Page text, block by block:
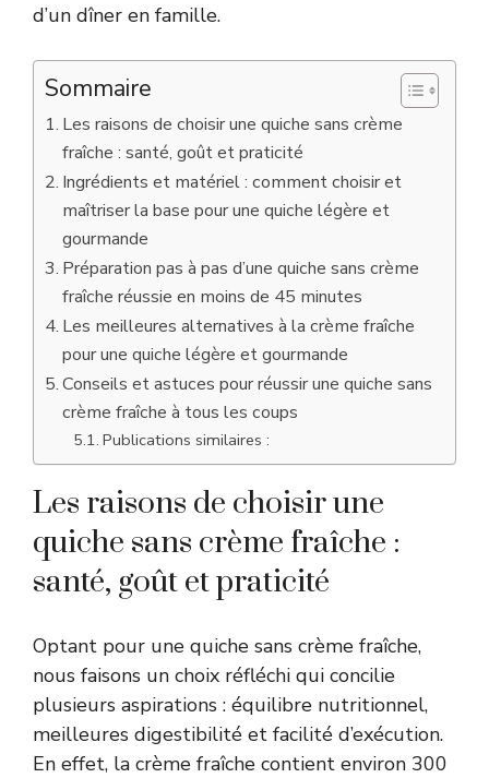
d’un dîner en famille.
Sommaire
Les raisons de choisir une quiche sans crème
fraîche : santé, goût et praticité
Ingrédients et matériel : comment choisir et
maîtriser la base pour une quiche légère et
gourmande
Préparation pas à pas d’une quiche sans crème
fraîche réussie en moins de 45 minutes
Les meilleures alternatives à la crème fraîche
pour une quiche légère et gourmande
Conseils et astuces pour réussir une quiche sans
crème fraîche à tous les coups
Publications similaires :
Les raisons de choisir une
quiche sans crème fraîche :
santé, goût et praticité
Optant pour une quiche sans crème fraîche,
nous faisons un choix réfléchi qui concilie
plusieurs aspirations : équilibre nutritionnel,
meilleures digestibilité et facilité d’exécution.
En effet, la crème fraîche contient environ 300